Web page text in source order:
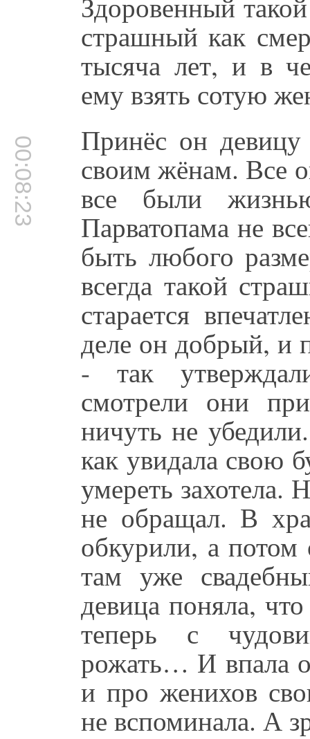
страшный как
тысяча лет, и в
ему взять сотую
00:08:23 Принёс он
своим жёнам. Все
все были
Парватопама не
быть любого
всегда такой
старается
деле он добрый, и
- так
смотрели они
ничуть не
как увидала свою
умереть захотела.
не обращал. В
обкурили, а
там уже
девица поняла,
теперь с
рожать… И впала
и про женихов
не вспоминала. А